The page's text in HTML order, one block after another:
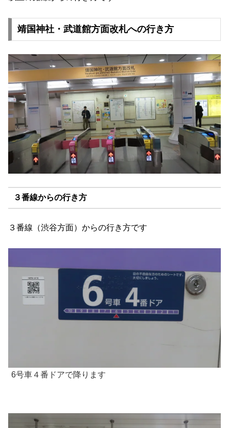
靖国神社・武道館方面改札への行き方
３番線からの行き方
３番線（渋谷方面）からの行き方です
6号車４番ドアで降ります